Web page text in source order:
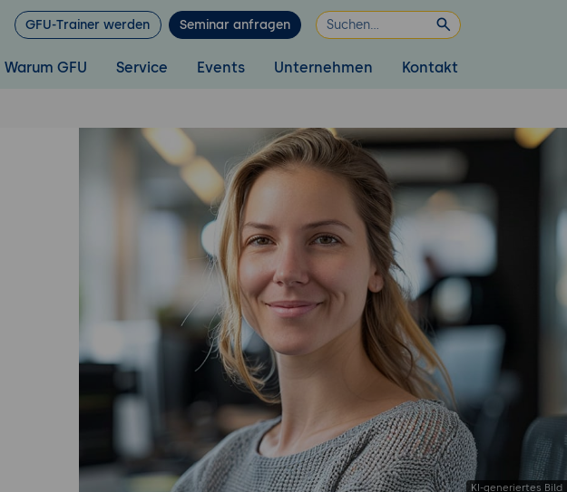
GFU-Trainer werden Seminar anfragen
Warum GFU Service Events Unternehmen Kontakt